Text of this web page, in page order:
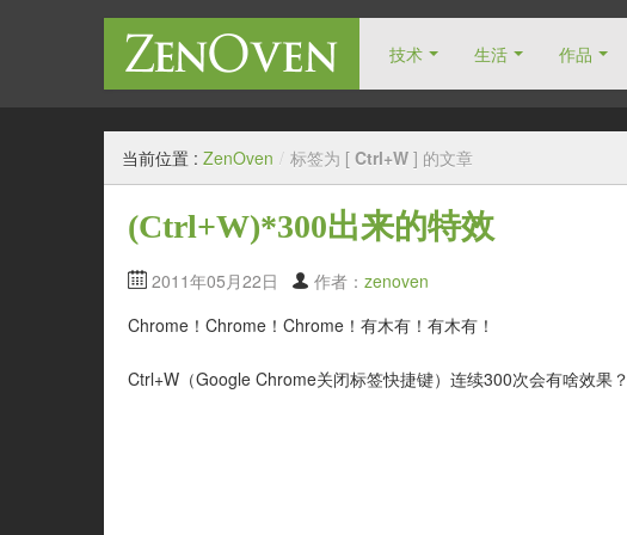
技术 生活 作品
自由人博客
当前位置 : ZenOven / 标签为 [ Ctrl+W ] 的文章
(Ctrl+W)*300出来的特效
2011年05月22日 作者： zenoven
Chrome！Chrome！Chrome！有木有！有木有！
Ctrl+W（Google Chrome关闭标签快捷键）连续300次会有啥效果？